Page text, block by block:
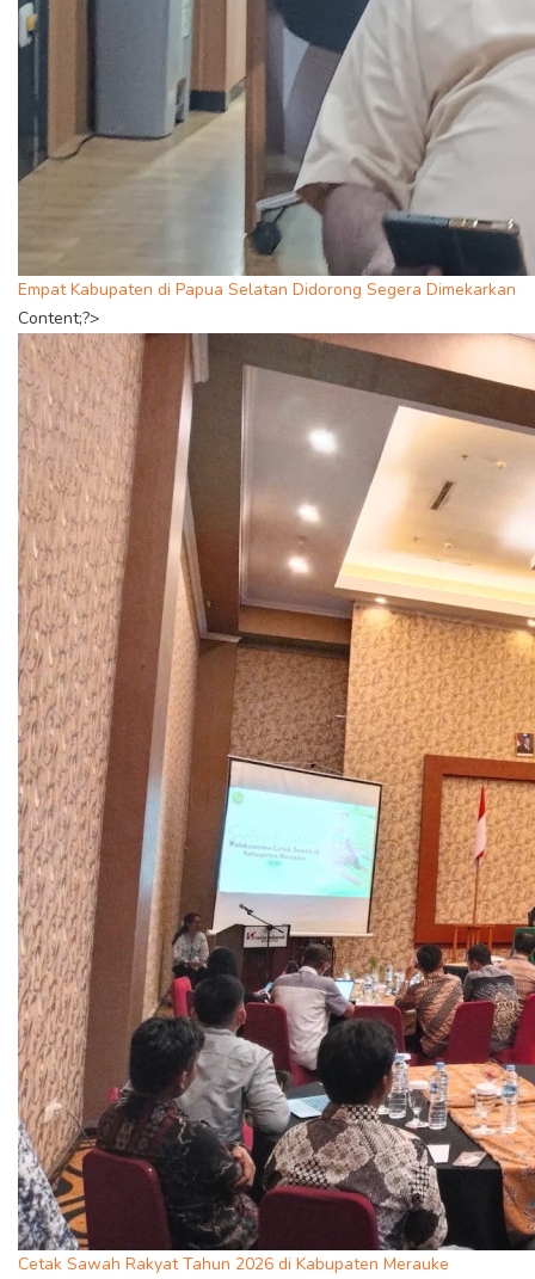
Empat Kabupaten di Papua Selatan Didorong Segera Dimekarkan
Content;?>
Cetak Sawah Rakyat Tahun 2026 di Kabupaten Merauke